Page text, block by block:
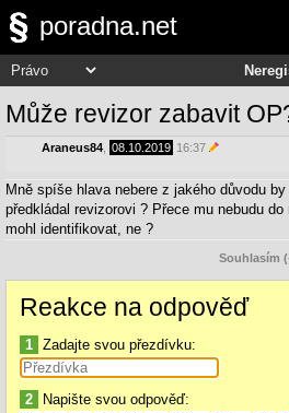
poradna.net
Může revizor zabavit
Araneus84 08.10.2019 16:37
Mně spíše hlava nebere z jakého důvodu
předkládal revizorovi ? Přece mu nebudu
mohl identifikovat, ne ?
Souhlasím
Reakce na odpověď
1 Zadajte svou přezdívku:
2 Napište svou odpověď: